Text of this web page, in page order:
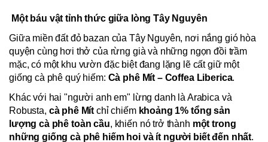
Một báu vật tỉnh thức giữa lòng Tây Nguyên
Giữa miền đất đỏ bazan của Tây Nguyên, nơi nắng gió hòa
quyện cùng hơi thở của rừng già và những ngọn đồi trầm
mặc, có một khu vườn đặc biệt đang lặng lẽ cất giữ một
giống cà phê quý hiếm: Cà phê Mít – Coffea Liberica.
Khác với hai "người anh em" lừng danh là Arabica và
Robusta, cà phê Mít chỉ chiếm khoảng 1% tổng sản
lượng cà phê toàn cầu, khiến nó trở thành một trong
những giống cà phê hiếm hoi và ít người biết đến nhất.